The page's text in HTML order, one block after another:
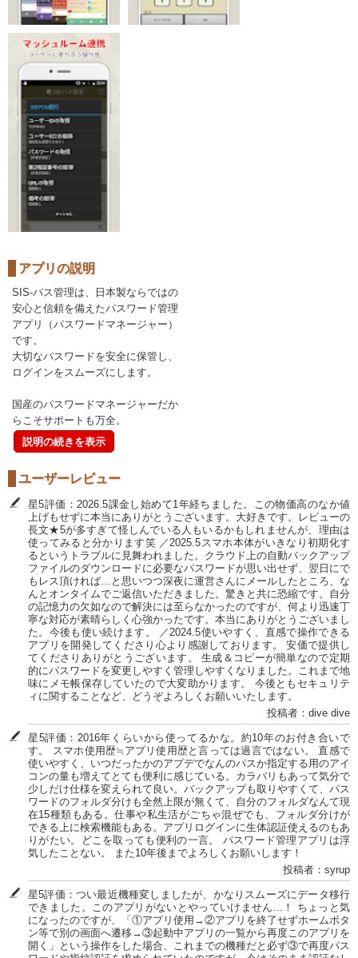
アプリの説明
SIS-パス管理は、日本製ならではの
安心と信頼を備えたパスワード管理
アプリ（パスワードマネージャー）
です。
大切なパスワードを安全に保管し、
ログインをスムーズにします。
国産のパスワードマネージャーだか
らこそサポートも万全。
説明の続きを表示
ユーザーレビュー
星5評価：2026.5課金し始めて1年経ちました。この物価高のなか値
上げもせずに本当にありがとうございます。大好きです。レビューの
長文★5が多すぎて怪しんでいる人もいるかもしれませんが、理由は
使ってみると分かります笑 ／2025.5スマホ本体がいきなり初期化す
るというトラブルに見舞われました。クラウド上の自動バックアップ
ファイルのダウンロードに必要なパスワードが思い出せず、翌日にで
もレス頂ければ…と思いつつ深夜に運営さんにメールしたところ、な
んとオンタイムでご返信いただきました。驚きと共に恐縮です。自分
の記憶力の欠如なので解決には至らなかったのですが、何より迅速丁
寧な対応が素晴らしく心強かったです。本当にありがとうございまし
た。今後も使い続けます。 ／2024.5使いやすく、直感で操作できる
アプリを開発してくださり心より感謝しております。 安価で提供し
てくださりありがとうございます。 生成＆コピーが簡単なので定期
的にパスワードを変更しやすく管理しやすくなりました。これまで地
味にメモ帳保存していたので大変助かります。 今後ともセキュリテ
ィに関することなど、どうぞよろしくお願いいたします。
投稿者：dive dive
星5評価：2016年くらいから使ってるかな。約10年のお付き合いで
す。 スマホ使用歴≒アプリ使用歴と言っては過言ではない。 直感で
使いやすく、いつだったかのアプデでなんのパスか指定する用のアイ
コンの量も増えてとても便利に感じている。カラバリもあって気分で
少しだけ仕様を変えられて良い。バックアップも取りやすくて、パス
ワードのフォルダ分けも全然上限が無くて、自分のフォルダなんて現
在15種類もある。仕事や私生活がごちゃ混ぜでも、フォルダ分けが
できる上に検索機能もある。アプリログインに生体認証使えるのもあ
りがたい。どこを取っても便利の一言。 パスワード管理アプリは浮
気したことない。 また10年後までよろしくお願いします！
投稿者：syrup
星5評価：つい最近機種変しましたが、かなりスムーズにデータ移行
できました。このアプリがないとやっていけません...！ ちょっと気
になったのですが、「①アプリ使用→②アプリを終了せずホームボタ
ン等で別の画面へ遷移→③起動中アプリの一覧から再度このアプリを
開く」という操作をした場合、これまでの機種だと必ず③で再度パス